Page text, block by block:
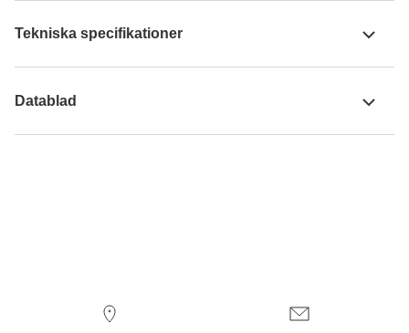
Tekniska specifikationer
Datablad